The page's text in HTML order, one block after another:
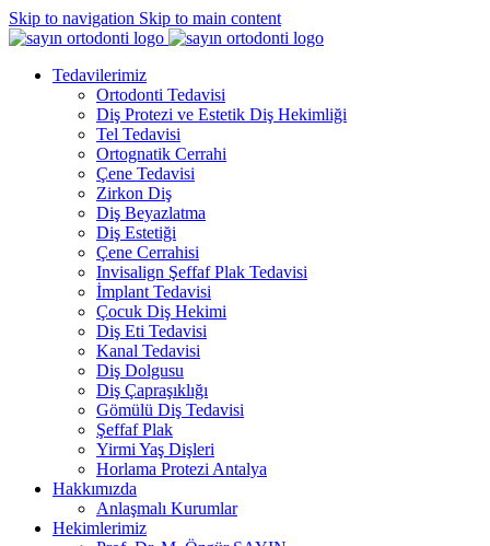
Skip to navigation Skip to main content
Tedavilerimiz
Ortodonti Tedavisi
Diş Protezi ve Estetik Diş Hekimliği
Tel Tedavisi
Ortognatik Cerrahi
Çene Tedavisi
Zirkon Diş
Diş Beyazlatma
Diş Estetiği
Çene Cerrahisi
Invisalign Şeffaf Plak Tedavisi
İmplant Tedavisi
Çocuk Diş Hekimi
Diş Eti Tedavisi
Kanal Tedavisi
Diş Dolgusu
Diş Çapraşıklığı
Gömülü Diş Tedavisi
Şeffaf Plak
Yirmi Yaş Dişleri
Horlama Protezi Antalya
Hakkımızda
Anlaşmalı Kurumlar
Hekimlerimiz